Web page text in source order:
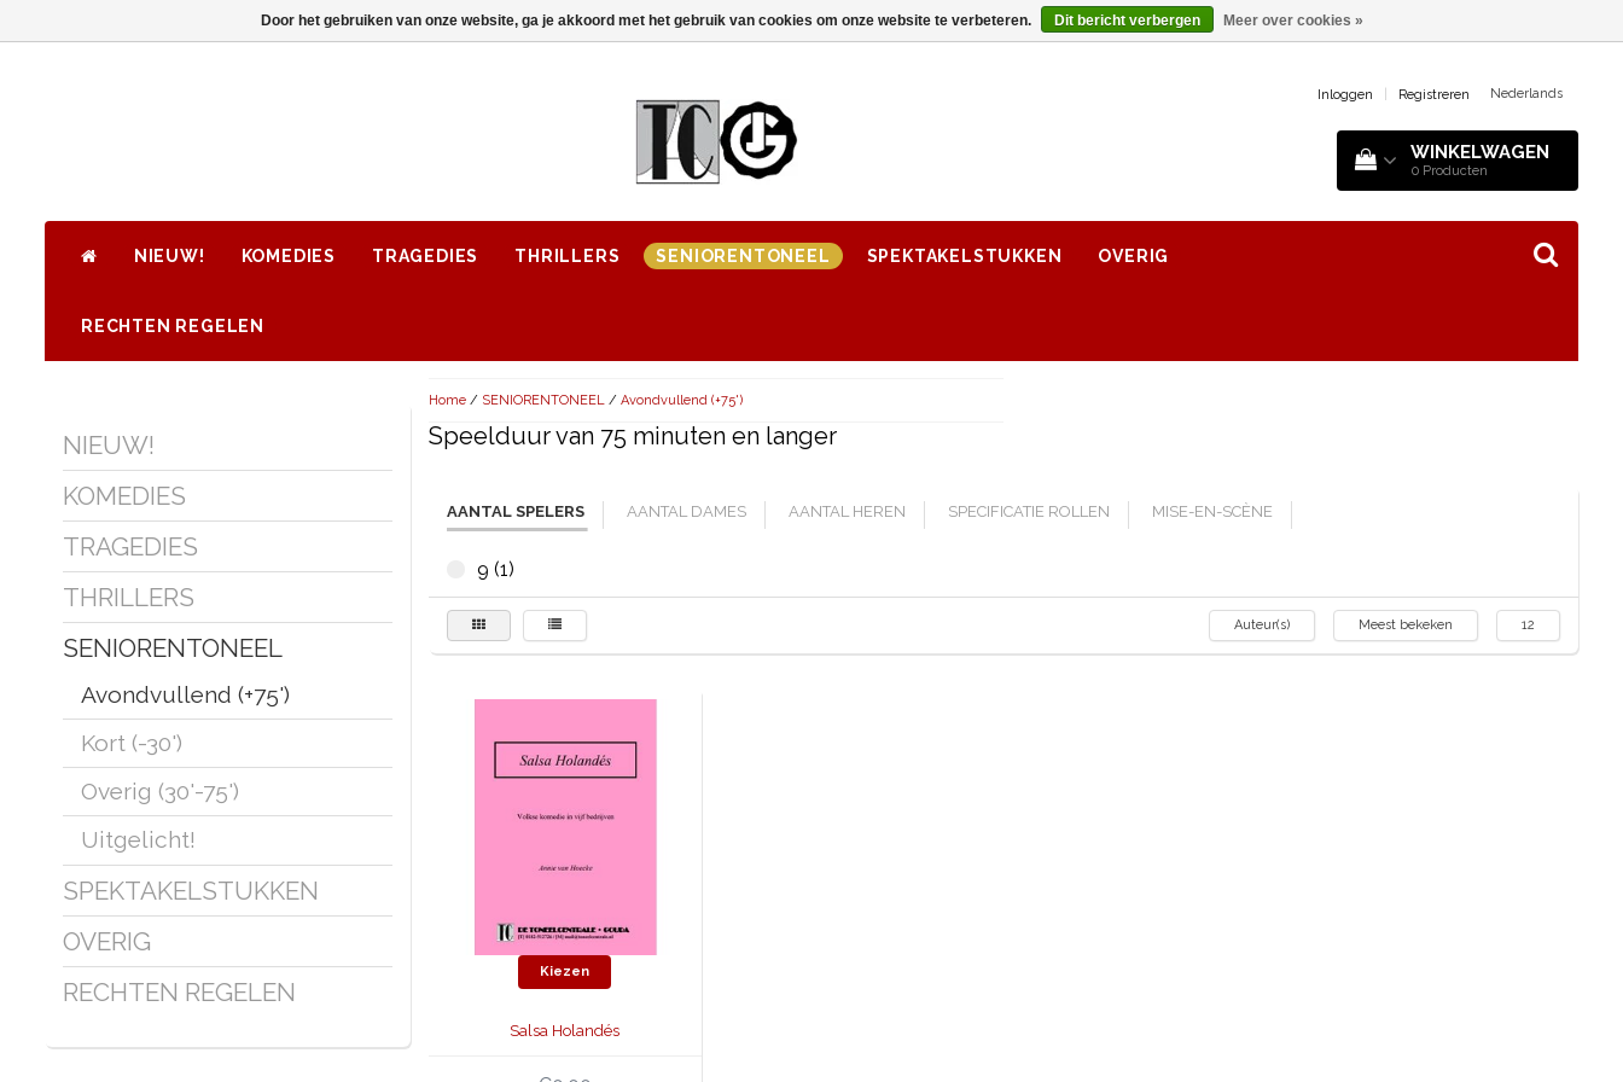
Inloggen Registreren Nederlands
WINKELWAGEN
0 Producten
NIEUW! KOMEDIES TRAGEDIES THRILLERS SENIORENTONEEL SPEKTAKELSTUKKEN OVERIG
RECHTEN REGELEN
NIEUW!
KOMEDIES
TRAGEDIES
THRILLERS
SENIORENTONEEL
Avondvullend (+75')
Kort (-30')
Overig (30'-75')
Uitgelicht!
SPEKTAKELSTUKKEN
OVERIG
RECHTEN REGELEN
Home/ SENIORENTONEEL/ Avondvullend (+75')
Speelduur van 75 minuten en langer
AANTAL SPELERS AANTAL DAMES AANTAL HEREN SPECIFICATIE ROLLEN MISE-EN-SCÈNE
9 (1)
Auteur(s) Meest bekeken 12
Kiezen
Salsa Holandés
Door het gebruiken van onze website, ga je akkoord met het gebruik van cookies om onze website te verbeteren. Dit bericht verbergen Meer over cookies »